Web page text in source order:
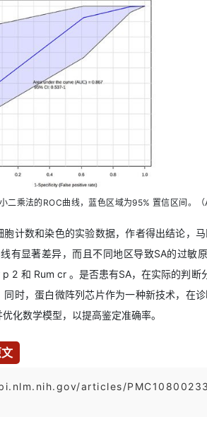
二乘法的ROC曲线，蓝色区域为95% 置信区间。
胞计数和染色的实验数据，作者得出结论，
有显著差异，而且不同地区导致SA的过敏
2 和 Rum cr 。是否患有SA，在实际的判断
同时，蛋白微阵列芯片作为一种新技术，在
化数学模型，以提高鉴定准确率。
articles/